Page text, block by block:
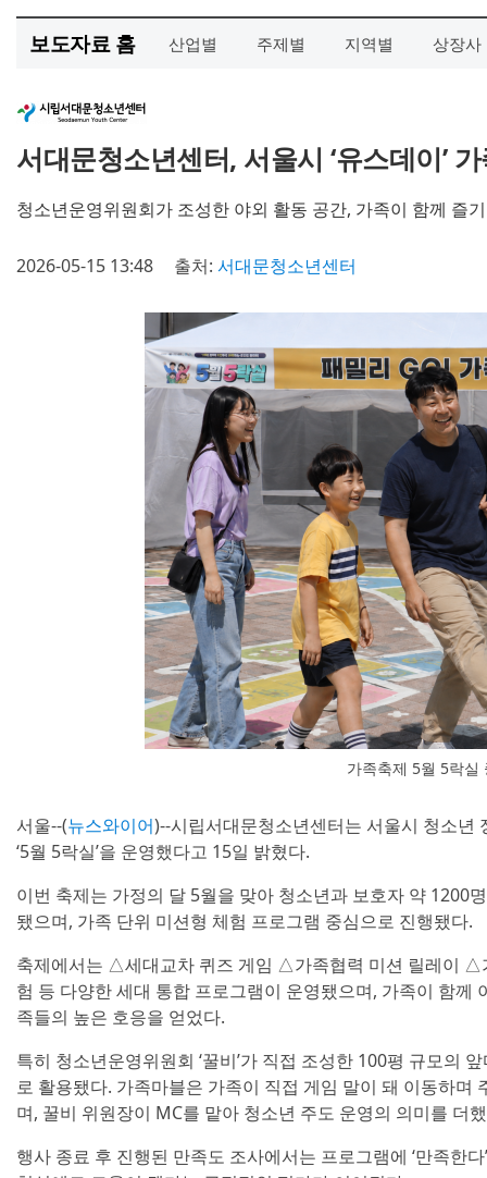
보도자료 홈 산업별 주제별 지역별 상장사
서대문청소년센터, 서울시 ‘유스데이’
청소년운영위원회가 조성한 야외 활동 공간, 가족이 함께 즐기
2026-05-15 13:48 출처: 서대문청소년센터
가족축제 5월 5락실
서울--(뉴스와이어)--시립서대문청소년센터는 서울시 청소년
‘5월 5락실’을 운영했다고 15일 밝혔다.
이번 축제는 가정의 달 5월을 맞아 청소년과 보호자 약 1200
됐으며, 가족 단위 미션형 체험 프로그램 중심으로 진행됐다.
축제에서는 △세대교차 퀴즈 게임 △가족협력 미션 릴레이
험 등 다양한 세대 통합 프로그램이 운영됐으며, 가족이 함
족들의 높은 호응을 얻었다.
특히 청소년운영위원회 ‘꿀비’가 직접 조성한 100평 규모의
로 활용됐다. 가족마블은 가족이 직접 게임 말이 돼 이동하
며, 꿀비 위원장이 MC를 맡아 청소년 주도 운영의 의미를 더
행사 종료 후 진행된 만족도 조사에서는 프로그램에 ‘만족한